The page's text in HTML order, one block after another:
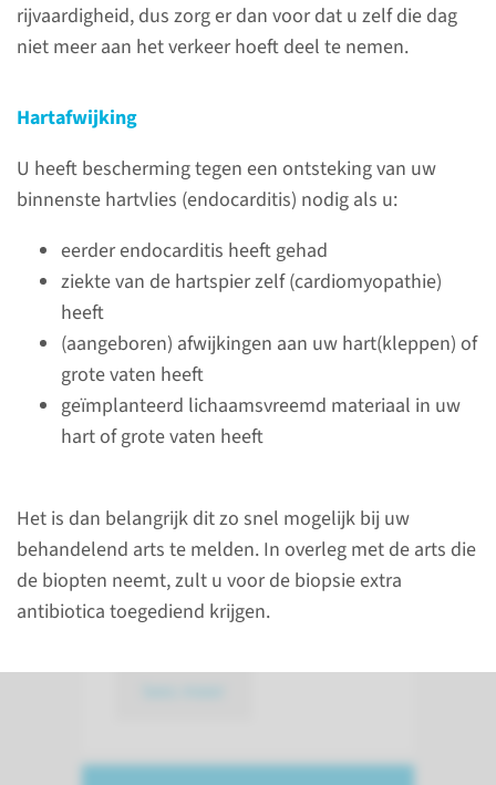
rijvaardigheid, dus zorg er dan voor dat u zelf die dag
niet meer aan het verkeer hoeft deel te nemen.
Hartafwijking
U heeft bescherming tegen een ontsteking van uw
binnenste hartvlies (endocarditis) nodig als u:
eerder endocarditis heeft gehad
ziekte van de hartspier zelf (cardiomyopathie)
heeft
(aangeboren) afwijkingen aan uw hart(kleppen) of
grote vaten heeft
geïmplanteerd lichaamsvreemd materiaal in uw
hart of grote vaten heeft
Het is dan belangrijk dit zo snel mogelijk bij uw
behandelend arts te melden. In overleg met de arts die
de biopten neemt, zult u voor de biopsie extra
antibiotica toegediend krijgen.
Verloop van het
onderzoek
Na het onderzoek
eten en drinken zoals u
gewend bent. U kunt niet zelf
deelnemen aan het verkeer na
het onderzoek.